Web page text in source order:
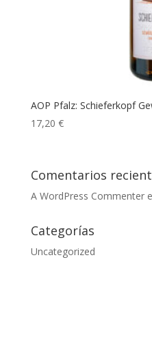
AOP Pfalz: Schieferkopf
17,20 €
Comentarios
A WordPress Commenter
Categorías
Uncategorized